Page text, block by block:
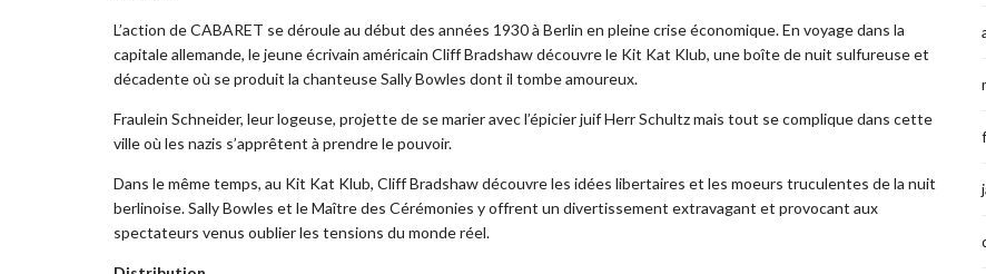
L’action de CABARET se déroule au début des années 1930 à Berlin en pleine crise économique. En voyage dans la
capitale allemande, le jeune écrivain américain Cliff Bradshaw découvre le Kit Kat Klub, une boîte de nuit sulfureuse et
décadente où se produit la chanteuse Sally Bowles dont il tombe amoureux.
Fraulein Schneider, leur logeuse, projette de se marier avec l’épicier juif Herr Schultz mais tout se complique dans cette
ville où les nazis s’apprêtent à prendre le pouvoir.
Dans le même temps, au Kit Kat Klub, Cliff Bradshaw découvre les idées libertaires et les moeurs truculentes de la nuit
berlinoise. Sally Bowles et le Maître des Cérémonies y offrent un divertissement extravagant et provocant aux
spectateurs venus oublier les tensions du monde réel.